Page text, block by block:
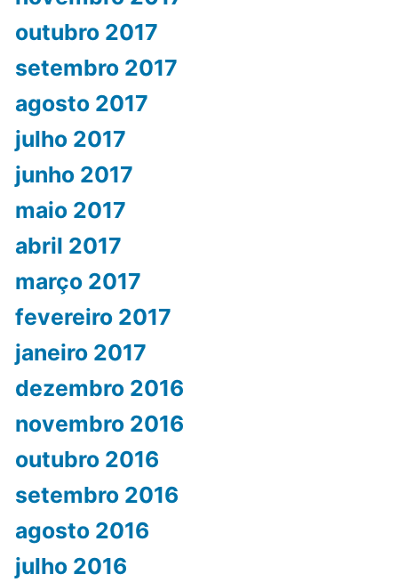
outubro 2017
setembro 2017
agosto 2017
julho 2017
junho 2017
maio 2017
abril 2017
março 2017
fevereiro 2017
janeiro 2017
dezembro 2016
novembro 2016
outubro 2016
setembro 2016
agosto 2016
julho 2016